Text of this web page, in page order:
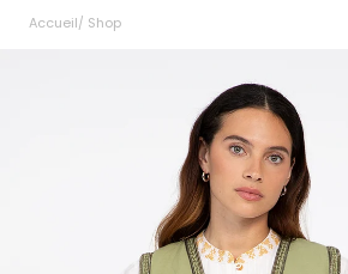
Accueil
Shop